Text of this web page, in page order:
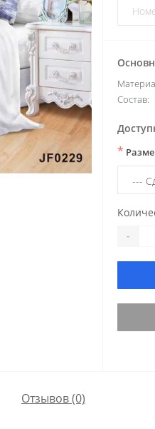
Состав:
*
-
Отзывов (0)